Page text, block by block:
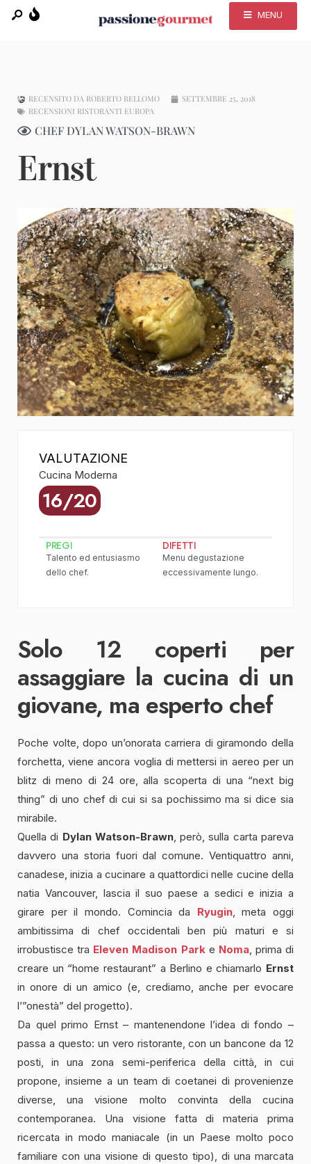
MENU
RECENSITO DA ROBERTO BELLOMO
SETTEMBRE 25, 2018
RECENSIONI RISTORANTI EUROPA
CHEF DYLAN WATSON-BRAWN
Ernst
VALUTAZIONE
Cucina Moderna
16/20
PREGI
Talento ed entusiasmo
dello chef.
DIFETTI
Menu degustazione
eccessivamente lungo.
Solo 12 coperti per
assaggiare la cucina di un
giovane, ma esperto chef
Poche volte, dopo un’onorata carriera di giramondo della
forchetta, viene ancora voglia di mettersi in aereo per un
blitz di meno di 24 ore, alla scoperta di una “next big
thing” di uno chef di cui si sa pochissimo ma si dice sia
mirabile.
Quella di Dylan Watson-Brawn, però, sulla carta pareva
davvero una storia fuori dal comune. Ventiquattro anni,
canadese, inizia a cucinare a quattordici nelle cucine della
natia Vancouver, lascia il suo paese a sedici e inizia a
girare per il mondo. Comincia da Ryugin, meta oggi
ambitissima di chef occidentali ben più maturi e si
irrobustisce tra Eleven Madison Parke Noma, prima di
creare un “home restaurant” a Berlino e chiamarlo Ernst
in onore di un amico (e, crediamo, anche per evocare
l’”onestà” del progetto).
Da quel primo Ernst – mantenendone l’idea di fondo –
passa a questo: un vero ristorante, con un bancone da 12
posti, in una zona semi-periferica della città, in cui
propone, insieme a un team di coetanei di provenienze
diverse, una visione molto convinta della cucina
contemporanea. Una visione fatta di materia prima
ricercata in modo maniacale (in un Paese molto poco
familiare con una visione di questo tipo), di una marcata